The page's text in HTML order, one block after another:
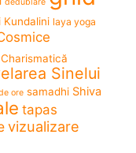
dedublare
Kundalini laya yoga
Sinelui
ore samadhi Shiva
tapas
vizualizare